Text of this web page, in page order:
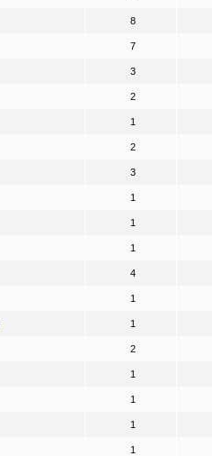
8
7
3
2
1
2
3
1
1
1
4
1
1
2
1
1
1
1